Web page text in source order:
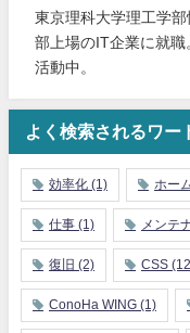
東京理科大学理工学
部上場のIT企業に就
活動中。
よく検索されるワー
効率化 (1) ホー
仕事 (1) メンテ
復旧 (2) CSS
ConoHa WING (1)